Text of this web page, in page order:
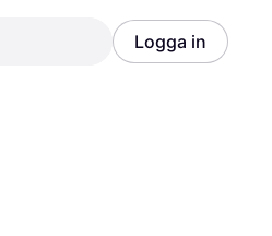
Logga in